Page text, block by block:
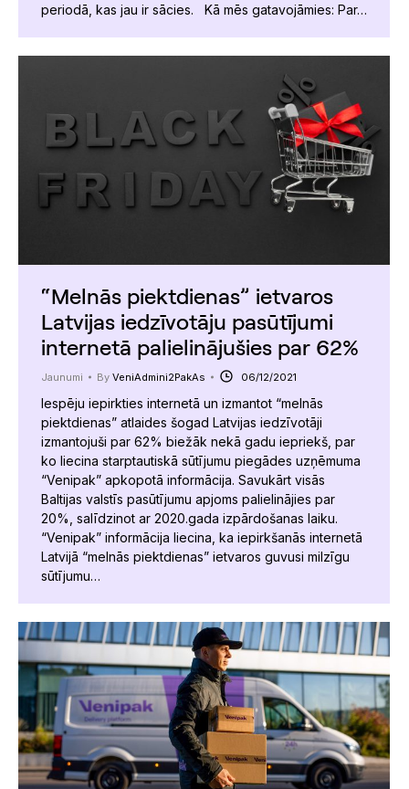
periodā, kas jau ir sācies. Kā mēs gatavojāmies: Par…
“Melnās piektdienas” ietvaros
Latvijas iedzīvotāju pasūtījumi
internetā palielinājušies par 62%
Jaunumi By VeniAdmini2PakAs 06/12/2021
Iespēju iepirkties internetā un izmantot “melnās
piektdienas” atlaides šogad Latvijas iedzīvotāji
izmantojuši par 62% biežāk nekā gadu iepriekš, par
ko liecina starptautiskā sūtījumu piegādes uzņēmuma
“Venipak” apkopotā informācija. Savukārt visās
Baltijas valstīs pasūtījumu apjoms palielinājies par
20%, salīdzinot ar 2020.gada izpārdošanas laiku.
“Venipak” informācija liecina, ka iepirkšanās internetā
Latvijā “melnās piektdienas” ietvaros guvusi milzīgu
sūtījumu…